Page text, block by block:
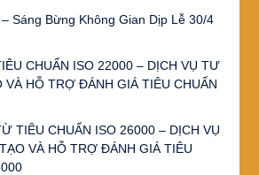
Sáng Bừng Không Gian Dịp Lễ 30/4
CHUẨN ISO 22000 – DỊCH VỤ TƯ
VÀ HỖ TRỢ ĐÁNH GIÁ TIÊU CHUẨN
TIÊU CHUẨN ISO 26000 – DỊCH VỤ
VÀ HỖ TRỢ ĐÁNH GIÁ TIÊU